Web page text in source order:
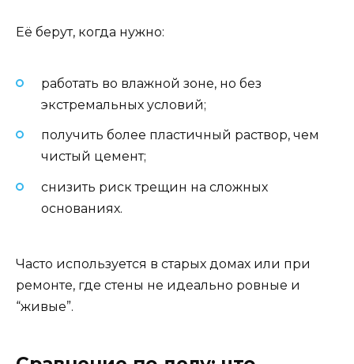
Её берут, когда нужно:
работать во влажной зоне, но без
экстремальных условий;
получить более пластичный раствор, чем
чистый цемент;
снизить риск трещин на сложных
основаниях.
Часто используется в старых домах или при
ремонте, где стены не идеально ровные и
“живые”.